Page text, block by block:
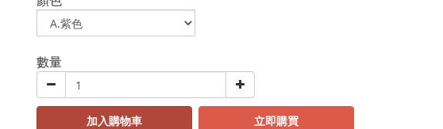
數量
加入購物車 立即購買